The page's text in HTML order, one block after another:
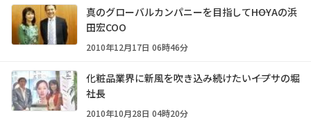
真のグローバルカンパニーを目指して――HOYAの浜
田宏COO
2010年12月17日 06時46分
化粧品業界に新風を吹き込み続けたい――イプサの堀
社長
2010年10月28日 04時20分